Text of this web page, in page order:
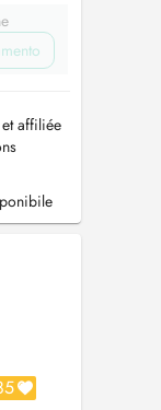
affiliée
plus de